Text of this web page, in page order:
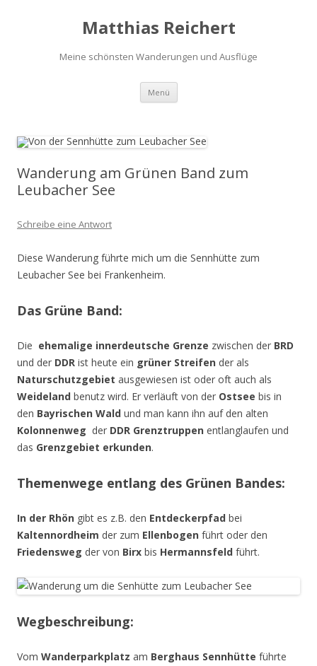
Matthias Reichert
Meine schönsten Wanderungen und Ausflüge
Menü Zum
springen
Wanderung am Grünen Band zum
Leubacher See
Schreibe eine Antwort
Diese Wanderung führte mich um die Sennhütte zum
Leubacher See bei Frankenheim.
Das Grüne Band:
Die ehemalige innerdeutsche Grenze zwischen der BRD
und der DDR ist heute ein grüner Streifen der als
Naturschutzgebiet ausgewiesen ist oder oft auch als
Weideland benutz wird. Er verläuft von der Ostsee bis in
den Bayrischen Wald und man kann ihn auf den alten
Kolonnenweg der DDR Grenztruppen entlanglaufen und
das Grenzgebiet erkunden.
Themenwege entlang des Grünen Bandes:
In der Rhön gibt es z.B. den Entdeckerpfad bei
Kaltennordheim der zum Ellenbogen führt oder den
Friedensweg der von Birx bis Hermannsfeld führt.
Wegbeschreibung:
Vom Wanderparkplatz am Berghaus Sennhütte führte